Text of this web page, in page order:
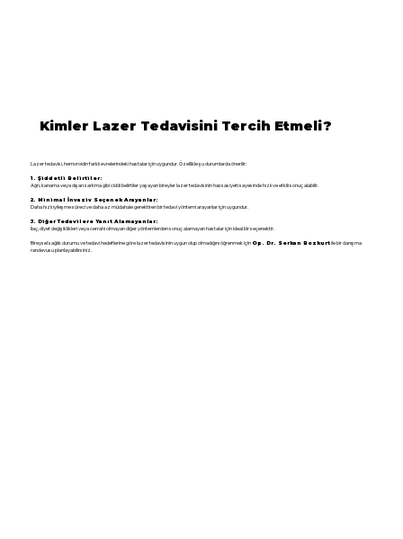
Kimler Lazer Tedavisini Tercih Etmeli?
Lazer tedavisi, hemoroidin farklı evrelerindeki hastalar için uygundur. Özellikle şu durumlarda önerilir:
1. Şiddetli Belirtiler:
Ağrı, kanama veya dışarı sarkma gibi ciddi belirtiler yaşayan bireyler lazer tedavisinin hassasiyeti sayesinde hızlı ve etkili sonuç alabilir.
2. Minimal İnvaziv Seçenek Arayanlar:
Daha hızlı iyileşme süreci ve daha az müdahale gerektiren bir tedavi yöntemi arayanlar için uygundur.
3. Diğer Tedavilere Yanıt Alamayanlar:
İlaç, diyet değişiklikleri veya cerrahi olmayan diğer yöntemlerden sonuç alamayan hastalar için ideal bir seçenektir.
Bireysel sağlık durumu ve tedavi hedeflerine göre lazer tedavisinin uygun olup olmadığını öğrenmek için Op. Dr. Serkan Bozkurtile bir danışma
randevusu planlayabilirsiniz.